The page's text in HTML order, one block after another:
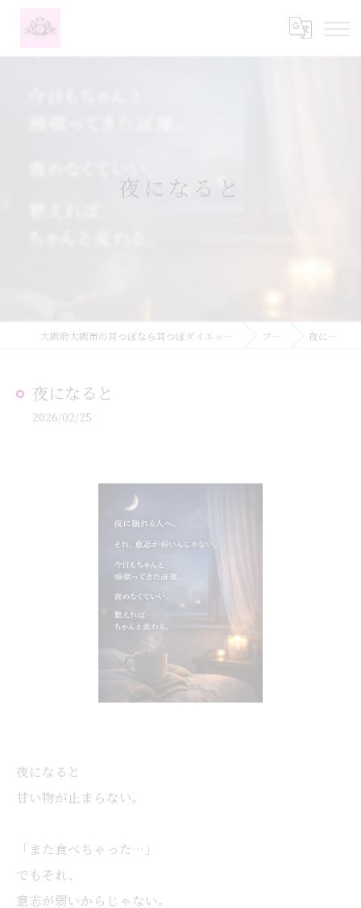
夜になると
大阪府大阪市の耳つぼなら耳つぼダイエットサロンふーみん ブログ 夜になると
夜になると
2026/02/25
夜になると
甘い物が止まらない。
「また食べちゃった…」
でもそれ、
意志が弱いからじゃない。